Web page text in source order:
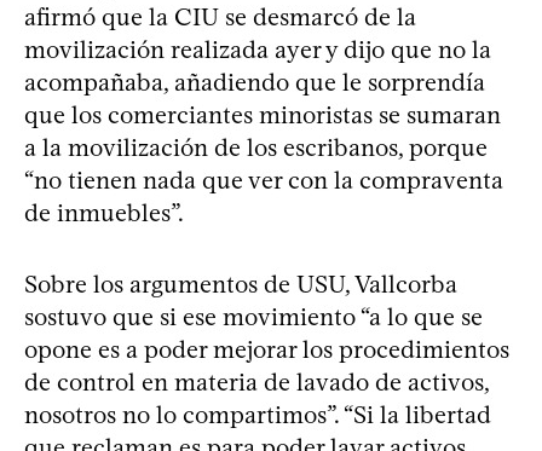
afirmó que la CIU se desmarcó de la
movilización realizada ayer y dijo que no la
acompañaba, añadiendo que le sorprendía
que los comerciantes minoristas se sumaran
a la movilización de los escribanos, porque
“no tienen nada que ver con la compraventa
de inmuebles”.
Sobre los argumentos de USU, Vallcorba
sostuvo que si ese movimiento “a lo que se
opone es a poder mejorar los procedimientos
de control en materia de lavado de activos,
nosotros no lo compartimos”. “Si la libertad